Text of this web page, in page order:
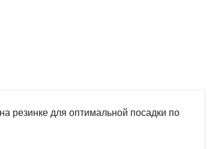
резинке для оптимальной посадки по